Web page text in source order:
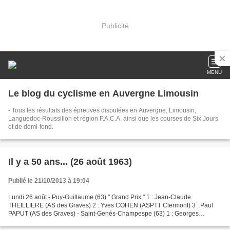
Publicité
MENU
Le blog du cyclisme en Auvergne Limousin
- Tous les résultats des épreuves disputées en Auvergne, Limousin,
Languedoc-Roussillon et région P.A.C.A. ainsi que les courses de Six Jours
et de demi-fond.
Il y a 50 ans... (26 août 1963)
Publié le 21/10/2013 à 19:04
Lundi 26 août - Puy-Guillaume (63) " Grand Prix " 1 : Jean-Claude
THEILLIERE (AS des Graves) 2 : Yves COHEN (ASPTT Clermont) 3 : Paul
PAPUT (AS des Graves) - Saint-Genés-Champespe (63) 1 : Georges